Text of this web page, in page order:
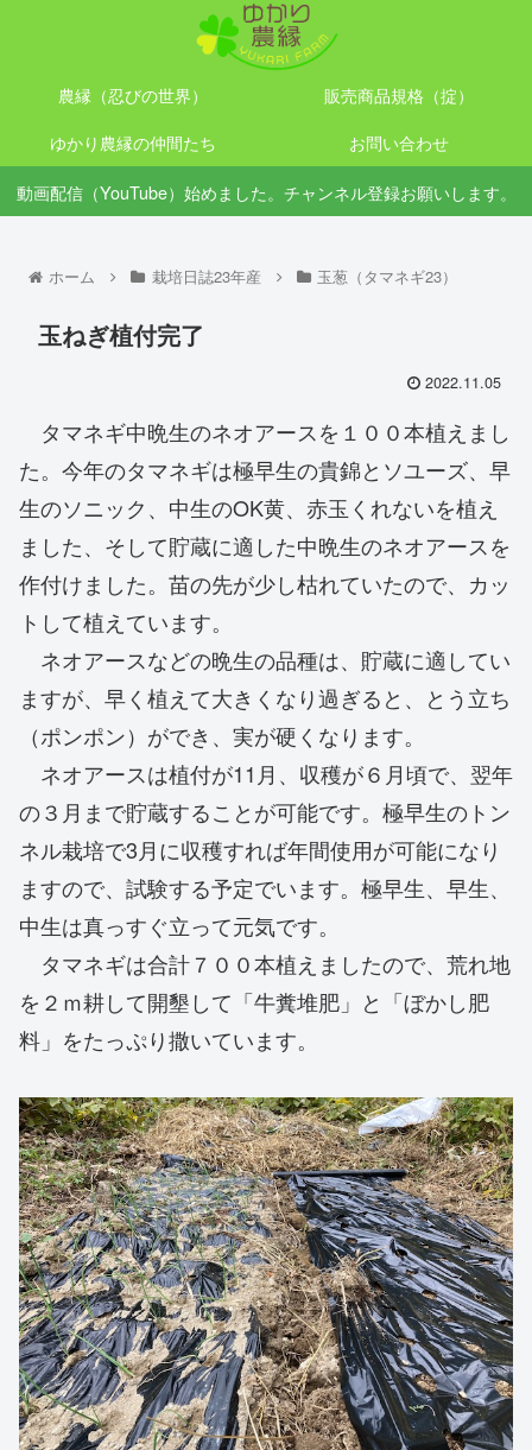
農縁（忍びの世界）
販売商品規格（掟）
ゆかり農縁の仲間たち
お問い合わせ
動画配信（YouTube）始めました。チャンネル登録お願いします。
ホーム 栽培日誌23年産 玉葱（タマネギ23）
玉ねぎ植付完了
2022.11.05
タマネギ中晩生のネオアースを１００本植えまし
た。今年のタマネギは極早生の貴錦とソユーズ、早
生のソニック、中生のOK黄、赤玉くれないを植え
ました、そして貯蔵に適した中晩生のネオアースを
作付けました。苗の先が少し枯れていたので、カッ
トして植えています。
ネオアースなどの晩生の品種は、貯蔵に適してい
ますが、早く植えて大きくなり過ぎると、とう立ち
（ポンポン）ができ、実が硬くなります。
ネオアースは植付が11月、収穫が６月頃で、翌年
の３月まで貯蔵することが可能です。極早生のトン
ネル栽培で3月に収穫すれば年間使用が可能になり
ますので、試験する予定でいます。極早生、早生、
中生は真っすぐ立って元気です。
タマネギは合計７００本植えましたので、荒れ地
を２ｍ耕して開墾して「牛糞堆肥」と「ぼかし肥
料」をたっぷり撒いています。